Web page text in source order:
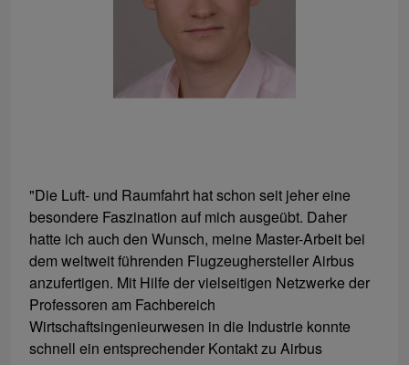
"Die Luft- und Raumfahrt hat schon seit jeher eine
besondere Faszination auf mich ausgeübt. Daher
hatte ich auch den Wunsch, meine Master-Arbeit bei
dem weltweit führenden Flugzeughersteller Airbus
anzufertigen. Mit Hilfe der vielseitigen Netzwerke der
Professoren am Fachbereich
Wirtschaftsingenieurwesen in die Industrie konnte
schnell ein entsprechender Kontakt zu Airbus